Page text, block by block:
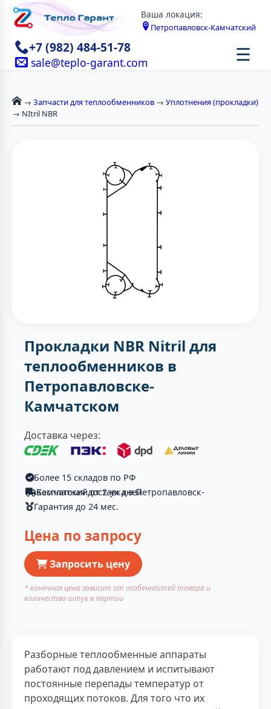
Ваша локация:
Петропавловск-Камчатский
+7 (982) 484-51-78
sale@teplo-garant.com ☰
→ Запчасти для теплообменников → Уплотнения (прокладки)
→ NItril NBR
Прокладки NBR Nitril для
теплообменников в
Петропавловске-
Камчатском
Доставка через:
Более 15 складов по РФ
Бесплатная доставка в Петропавловск-Камчатский от 2-ух дней
Гарантия до 24 мес.
Цена по запросу
Запросить цену
* конечная цена зависит от особенностей товара и
количества штук в партии
Разборные теплообменные аппараты
работают под давлением и испитывают
постоянные перепады температур от
проходящих потоков. Для того что их